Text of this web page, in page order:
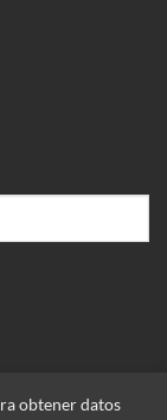
obtener datos